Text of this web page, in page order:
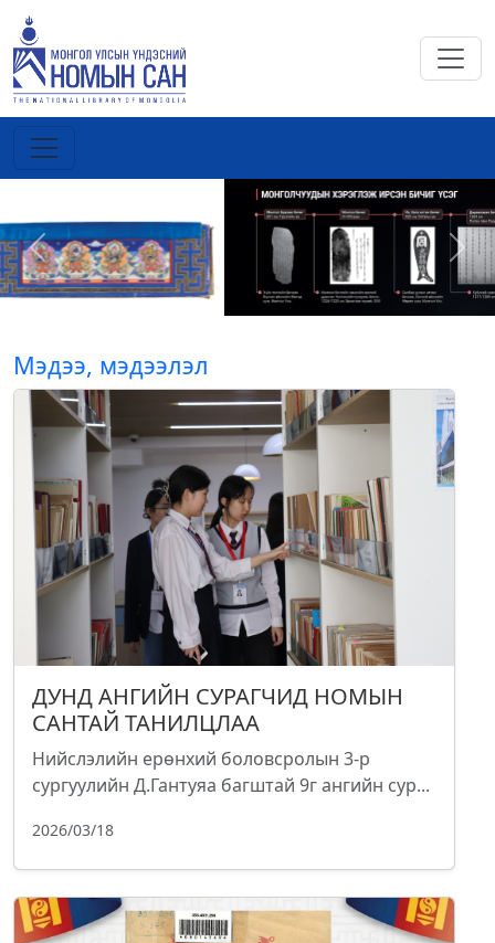
Previous Next
Мэдээ, мэдээлэл
ДУНД АНГИЙН СУРАГЧИД НОМЫН
САНТАЙ ТАНИЛЦЛАА
Нийслэлийн ерөнхий боловсролын 3-р
сургуулийн Д.Гантуяа багштай 9г ангийн сур...
2026/03/18